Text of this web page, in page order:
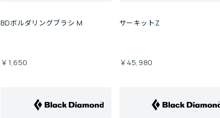
BDボルダリングブラシ M
￥1,650
サーキットZ
￥45,980